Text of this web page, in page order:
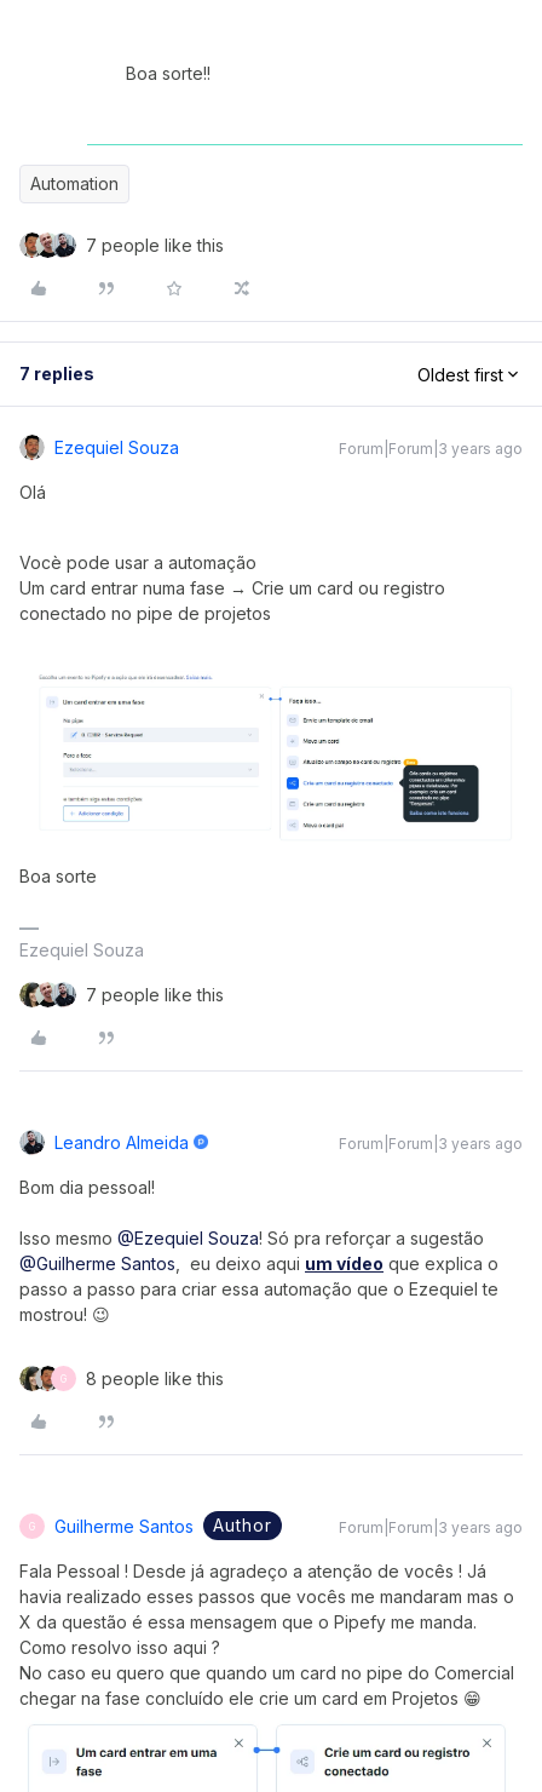
Boa sorte!!
Automation
7 people like this
7 replies Oldest first
Ezequiel Souza Forum|Forum|3 years ago
Olá
Vocè pode usar a automação
Um card entrar numa fase → Crie um card ou registro
conectado no pipe de projetos
Boa sorte
Ezequiel Souza
7 people like this
Leandro Almeida Forum|Forum|3 years ago
Bom dia pessoal!
Isso mesmo @Ezequiel Souza! Só pra reforçar a sugestão
@Guilherme Santos , eu deixo aqui um vídeo que explica o
passo a passo para criar essa automação que o Ezequiel te
mostrou! 😉
G 8 people like this
G Guilherme Santos Author Forum|Forum|3 years ago
Fala Pessoal ! Desde já agradeço a atenção de vocês ! Já
havia realizado esses passos que vocês me mandaram mas o
X da questão é essa mensagem que o Pipefy me manda.
Como resolvo isso aqui ?
No caso eu quero que quando um card no pipe do Comercial
chegar na fase concluído ele crie um card em Projetos 😁